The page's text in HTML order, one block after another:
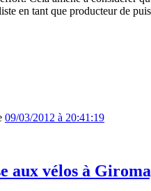
en tant que producteur de
09/03/2012 à 20:41:19
aux vélos à